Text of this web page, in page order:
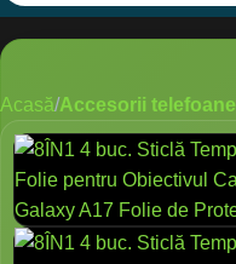
Acasă Accesorii telefoane